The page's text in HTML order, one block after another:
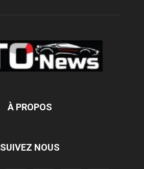
À PROPOS
SUIVEZ NOUS